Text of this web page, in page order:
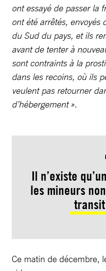
ont essayé de passer la
ont été arrêtés,
du Sud du pays, et ils
avant de tenter à
sont contraints à la
dans les recoins, où ils
veulent pas retourner
d’hébergement ».
Il n’existe
les mineurs
Ce matin de décembre,